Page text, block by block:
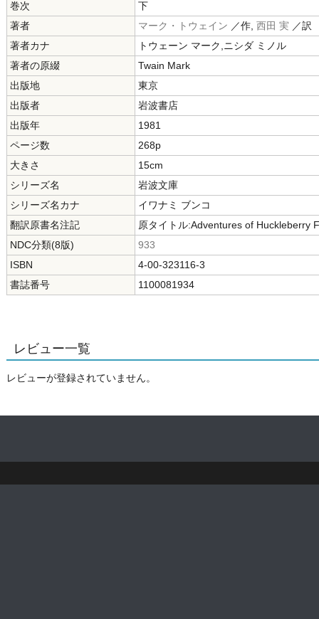
巻次
下
著者
マーク・トウェイン ／作, 西田 実 ／訳
著者カナ
トウェーン マーク,ニシダ ミノル
著者の原綴
Twain Mark
出版地
東京
出版者
岩波書店
出版年
1981
ページ数
268p
大きさ
15cm
シリーズ名
岩波文庫
シリーズ名カナ
イワナミ ブンコ
翻訳原書名注記
原タイトル:Adventures of Huckleberry
NDC分類(8版)
933
ISBN
4-00-323116-3
書誌番号
1100081934
レビュー一覧
レビューが登録されていません。